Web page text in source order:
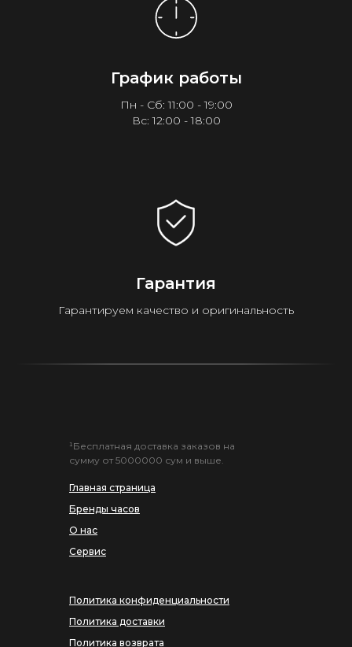
График работы
Пн - Сб: 11:00 - 19:00
Вс: 12:00 - 18:00
Гарантия
Гарантируем качество и оригинальность
Главная страница
Бренды часов
О нас
Сервис
¹Бесплатная доставка заказов на
сумму от 5000000 сум и выше.
Политика конфиденциальности
Политика доставки
Политика возврата